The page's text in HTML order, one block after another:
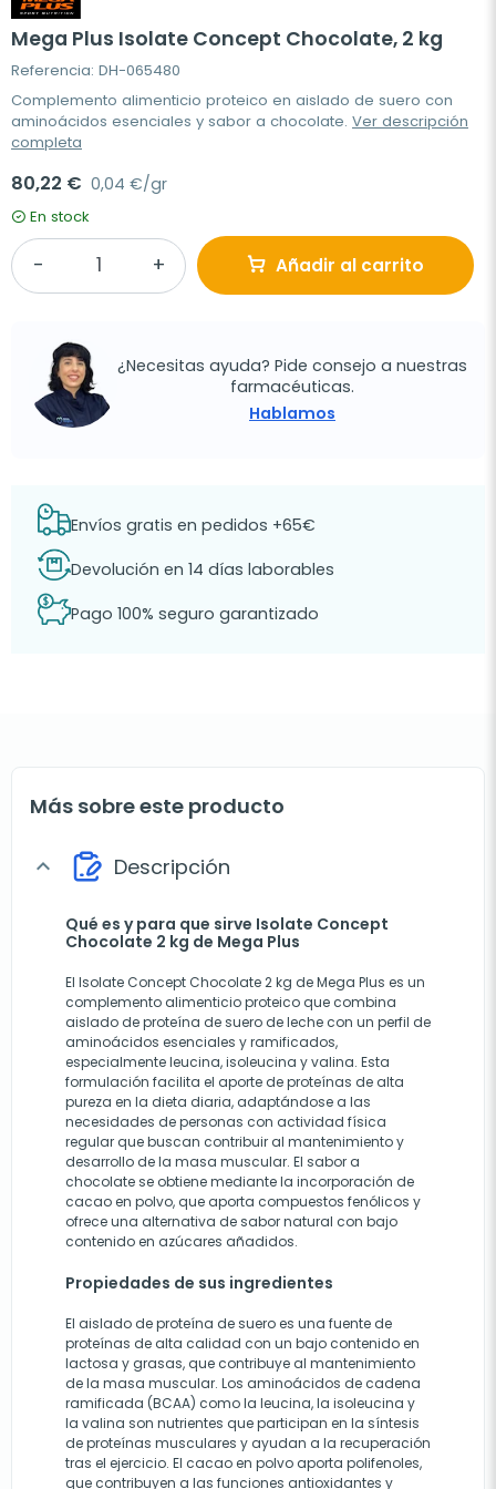
Mega Plus Isolate Concept Chocolate, 2 kg
Referencia: DH-065480
Complemento alimenticio proteico en aislado de suero con
aminoácidos esenciales y sabor a chocolate. Ver descripción
completa
80,22 € 0,04 €/gr
En stock
Añadir al carrito
¿Necesitas ayuda? Pide consejo a nuestras
farmacéuticas.
Hablamos
Envíos gratis en pedidos +65€
Devolución en 14 días laborables
Pago 100% seguro garantizado
Más sobre este producto
expand_more Descripción
Qué es y para que sirve Isolate Concept
Chocolate 2 kg de Mega Plus
El Isolate Concept Chocolate 2 kg de Mega Plus es un
complemento alimenticio proteico que combina
aislado de proteína de suero de leche con un perfil de
aminoácidos esenciales y ramificados,
especialmente leucina, isoleucina y valina. Esta
formulación facilita el aporte de proteínas de alta
pureza en la dieta diaria, adaptándose a las
necesidades de personas con actividad física
regular que buscan contribuir al mantenimiento y
desarrollo de la masa muscular. El sabor a
chocolate se obtiene mediante la incorporación de
cacao en polvo, que aporta compuestos fenólicos y
ofrece una alternativa de sabor natural con bajo
contenido en azúcares añadidos.
Propiedades de sus ingredientes
El aislado de proteína de suero es una fuente de
proteínas de alta calidad con un bajo contenido en
lactosa y grasas, que contribuye al mantenimiento
de la masa muscular. Los aminoácidos de cadena
ramificada (BCAA) como la leucina, la isoleucina y
la valina son nutrientes que participan en la síntesis
de proteínas musculares y ayudan a la recuperación
tras el ejercicio. El cacao en polvo aporta polifenoles,
que contribuyen a las funciones antioxidantes y